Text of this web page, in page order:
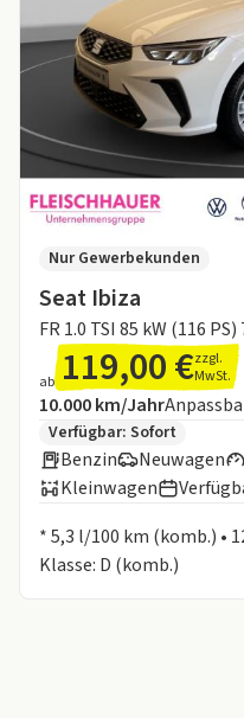
Seat Ibiza
Nur Gewerbekunden
ab 119,00 €zzgl.
MwSt.
Angebotsdetails:
Inklusive Laufleistung
10.000 km/Jahr
Zusätzliche
Verfügbar: Sofort
Benzin Neuwagen
Kleinwagen
* 5,3 l/100 km (komb.) •
Klasse: D (komb.)